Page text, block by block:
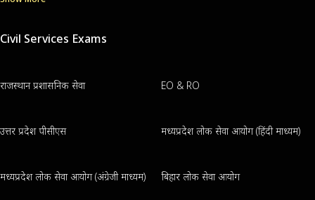
Civil Services Exams
राजस्थान प्रशासनिक सेवा EO & RO
उत्तर प्रदेश पीसीएस मध्यप्रदेश लोक सेवा आयोग (हिंदी माध्यम)
मध्यप्रदेश लोक सेवा आयोग (अंग्रेजी माध्यम) बिहार लोक सेवा आयोग